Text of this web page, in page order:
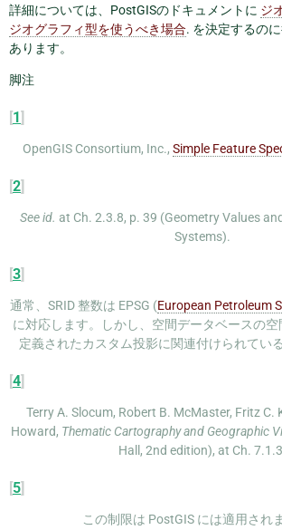
詳細については、PostGISのドキュメントに ジ
ジオグラフィ型を使うべき場合. を決定するの
あります。
脚注
[1]
OpenGIS Consortium, Inc., Simple Feature
[2]
See id. at Ch. 2.3.8, p. 39 (Geometry Values
Systems).
[3]
通常、SRID 整数は EPSG (European Petroleum
に対応します。しかし、空間データベースの
定義されたカスタム投影に関連付けられてい
[4]
Terry A. Slocum, Robert B. McMaster, Fritz C.
Howard, Thematic Cartography and Geographic
Hall, 2nd edition), at Ch.
[5]
この制限は PostGIS には適用され